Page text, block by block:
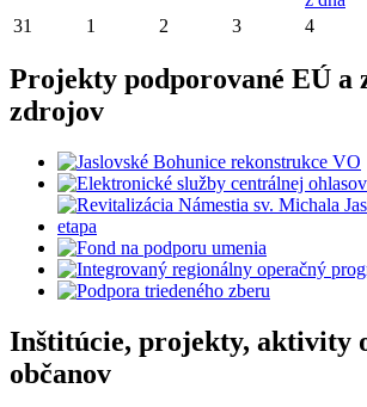
31 1 2 3 4
Projekty podporované EÚ a
zdrojov
Inštitúcie, projekty, aktivity
občanov